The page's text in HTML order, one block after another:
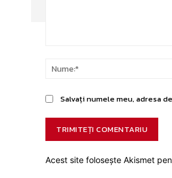
Salvați numele meu, adresa
Acest site folosește Akismet